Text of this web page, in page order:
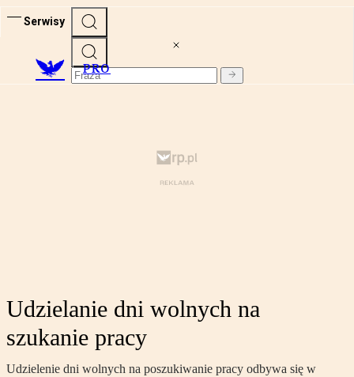
Serwisy
PRO
Udzielanie dni wolnych na
szukanie pracy
Udzielenie dni wolnych na poszukiwanie pracy odbywa się w